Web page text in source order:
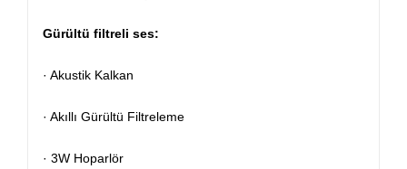
Gürültü filtreli ses:
· Akustik Kalkan
· Akıllı Gürültü Filtreleme
· 3W Hoparlör